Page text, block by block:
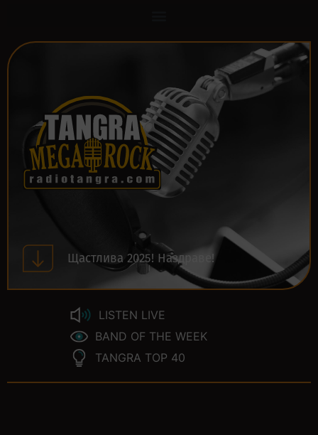
Щастлива 2025! Наздраве!
LISTEN LIVE
BAND OF THE WEEK
TANGRA TOP 40